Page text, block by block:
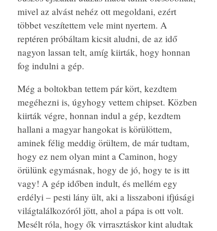
mivel az alvást nehéz ott megoldani, ezért
többet veszítettem vele mint nyertem. A
reptéren próbáltam kicsit aludni, de az idő
nagyon lassan telt, amíg kiirták, hogy honnan
fog indulni a gép.
Még a boltokban tettem pár kört, kezdtem
megéhezni is, úgyhogy vettem chipset. Közben
kiirták végre, honnan indul a gép, kezdtem
hallani a magyar hangokat is körülöttem,
aminek félig meddig örültem, de már tudtam,
hogy ez nem olyan mint a Caminon, hogy
örülünk egymásnak, hogy de jó, hogy te is itt
vagy! A gép időben indult, és mellém egy
erdélyi – pesti lány ült, aki a lisszaboni ifjúsági
világtalálkozóról jött, ahol a pápa is ott volt.
Mesélt róla, hogy ők virrasztáskor kint aludtak